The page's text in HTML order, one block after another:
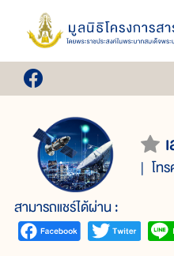
โท
สามารถแชร์ได้ผ่าน :